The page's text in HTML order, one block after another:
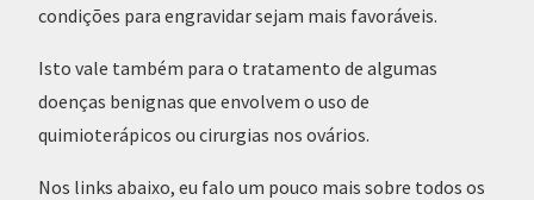
condições para engravidar sejam mais favoráveis.
Isto vale também para o tratamento de algumas
doenças benignas que envolvem o uso de
quimioterápicos ou cirurgias nos ovários.
Nos links abaixo, eu falo um pouco mais sobre todos os